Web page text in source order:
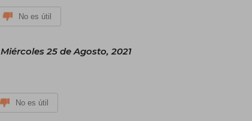
No es útil
Miércoles 25 de Agosto, 2021
No es útil